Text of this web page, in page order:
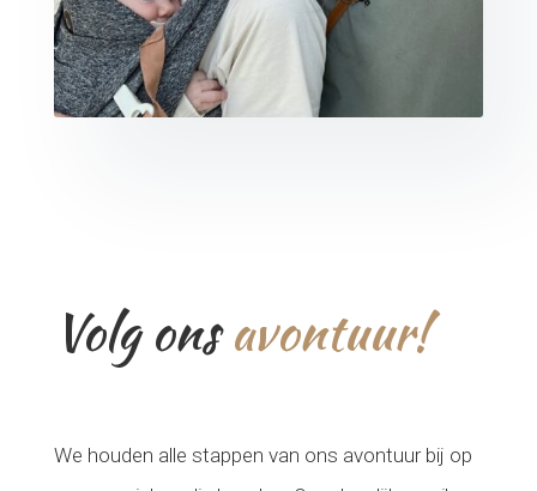
Volg onsavontuur!
We houden alle stappen van ons avontuur bij op